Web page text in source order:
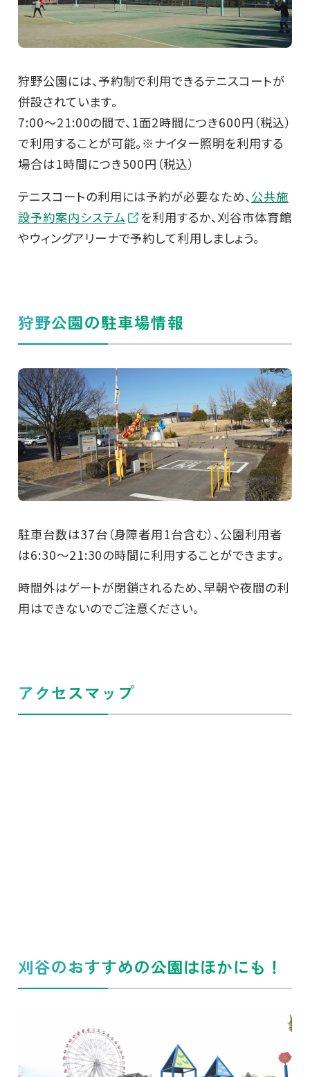
狩野公園には、予約制で利用できるテニスコートが
併設されています。
7:00～21:00の間で、1面2時間につき600円（税込）
で利用することが可能。※ナイター照明を利用する
場合は1時間につき500円（税込）
テニスコートの利用には予約が必要なため、公共施
設予約案内システム
を利用するか、刈谷市体育館
やウィングアリーナで予約して利用しましょう。
狩野公園の駐車場情報
駐車台数は37台（身障者用1台含む）、公園利用者
は6:30～21:30の時間に利用することができます。
時間外はゲートが閉鎖されるため、早朝や夜間の利
用はできないのでご注意ください。
アクセスマップ
刈谷のおすすめの公園はほかにも！